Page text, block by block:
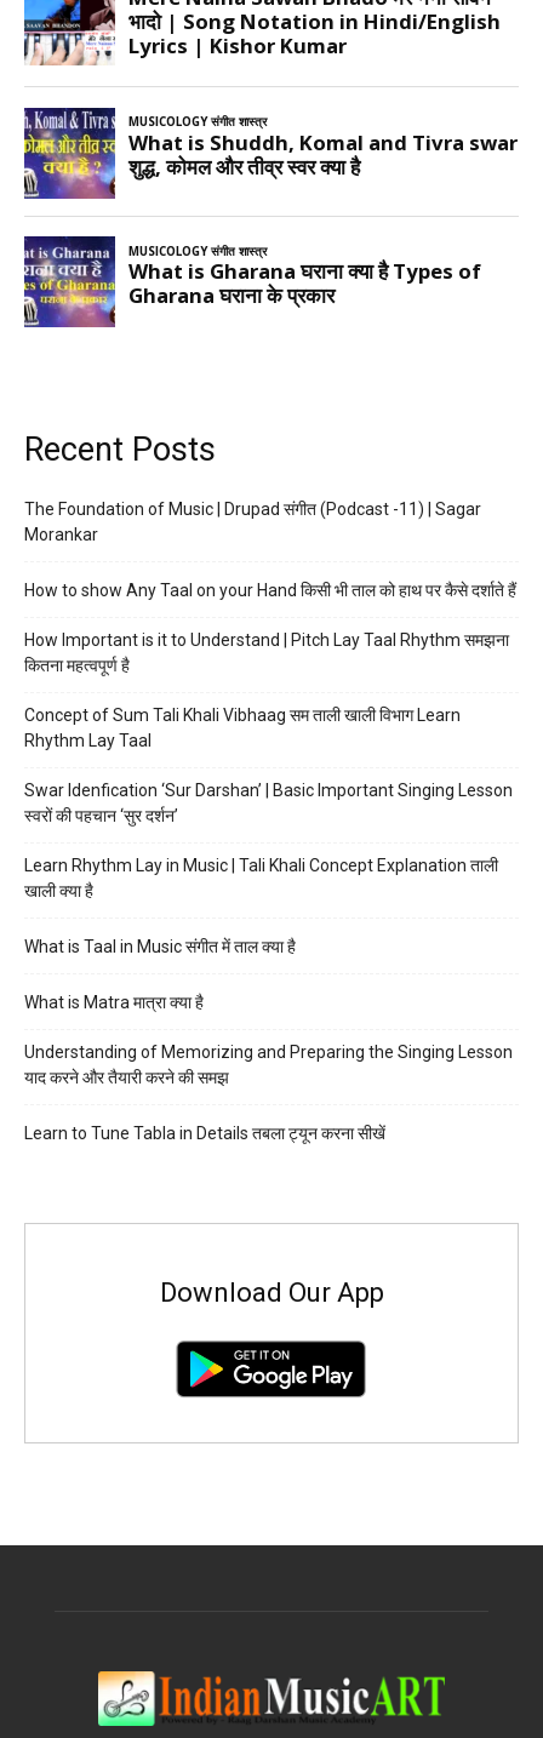
Recent Posts
The Foundation of Music | Drupad संगीत (Podcast -11) | Sagar
Morankar
How to show Any Taal on your Hand किसी भी ताल को हाथ पर कैसे दर्शाते हैं
How Important is it to Understand | Pitch Lay Taal Rhythm समझना
कितना महत्वपूर्ण है
Concept of Sum Tali Khali Vibhaag सम ताली खाली विभाग Learn
Rhythm Lay Taal
Swar Idenfication ‘Sur Darshan’ | Basic Important Singing Lesson
स्वरों की पहचान ‘सुर दर्शन’
Learn Rhythm Lay in Music | Tali Khali Concept Explanation ताली
खाली क्या है
What is Taal in Music संगीत में ताल क्या है
What is Matra मात्रा क्या है
Understanding of Memorizing and Preparing the Singing Lesson
याद करने और तैयारी करने की समझ
Learn to Tune Tabla in Details तबला ट्यून करना सीखें
Download Our App